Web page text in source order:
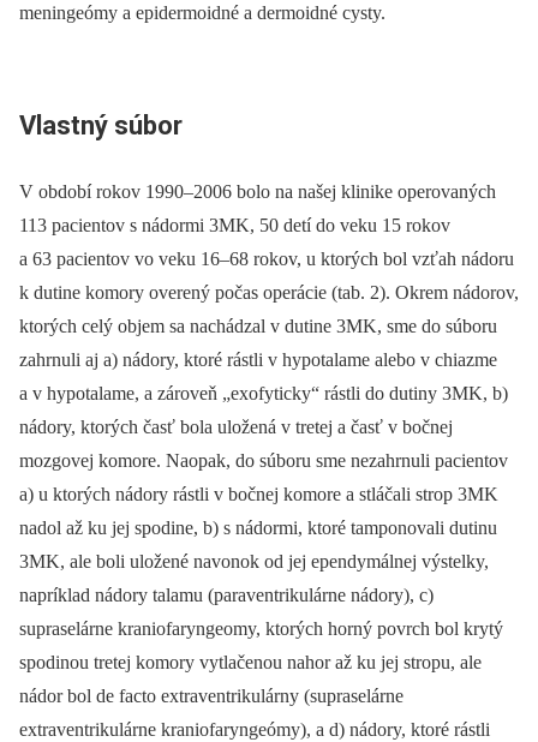
meningeómy a epidermoidné a dermoidné cysty.
Vlastný súbor
V období rokov 1990–2006 bolo na našej klinike operovaných
113 pacientov s nádormi 3MK, 50 detí do veku 15 rokov
a 63 pacientov vo veku 16–68 rokov, u ktorých bol vzťah nádoru
k dutine komory overený počas operácie (tab. 2). Okrem nádorov,
ktorých celý objem sa nachádzal v dutine 3MK, sme do súboru
zahrnuli aj a) nádory, ktoré rástli v hypotalame alebo v chiazme
a v hypotalame, a zároveň „exofyticky“ rástli do dutiny 3MK, b)
nádory, ktorých časť bola uložená v tretej a časť v bočnej
mozgovej komore. Naopak, do súboru sme nezahrnuli pacientov
a) u ktorých nádory rástli v bočnej komore a stláčali strop 3MK
nadol až ku jej spodine, b) s nádormi, ktoré tamponovali dutinu
3MK, ale boli uložené navonok od jej ependymálnej výstelky,
napríklad nádory talamu (paraventrikulárne nádory), c)
supraselárne kraniofaryngeomy, ktorých horný povrch bol krytý
spodinou tretej komory vytlačenou nahor až ku jej stropu, ale
nádor bol de facto extraventrikulárny (supraselárne
extraventrikulárne kraniofaryngeómy), a d) nádory, ktoré rástli